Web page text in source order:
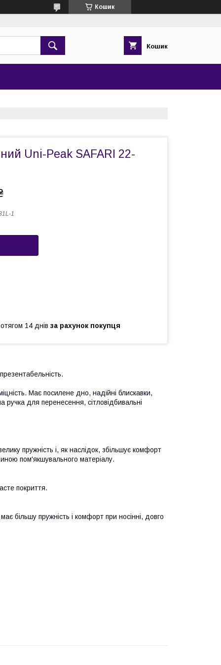
Кошик
Кошик
Uni-Peak SAFARI 22-
1
14 днів за рахунок покупця
Має посилене дно, надійні блискавки,
ручка для перенесення, сітловідбивальні
пружність і, як наслідок, збільшує комфорт
пом'якшувального матеріалу.
покриття.
більшу пружність і комфорт при носінні, довго